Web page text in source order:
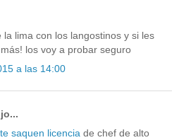
lima con los langostinos y si les
los voy a probar seguro
a las 14:00
te saquen licencia de chef de alto